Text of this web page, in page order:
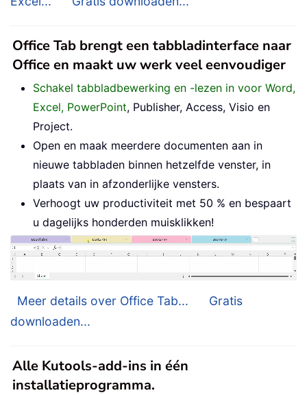
Office Tab brengt een tabbladinterface naar
Office en maakt uw werk veel eenvoudiger
Schakel tabbladbewerking en -lezen in voor Word,
Excel, PowerPoint, Publisher, Access, Visio en
Project.
Open en maak meerdere documenten aan in
nieuwe tabbladen binnen hetzelfde venster, in
plaats van in afzonderlijke vensters.
Verhoogt uw productiviteit met 50 % en bespaart
u dagelijks honderden muisklikken!
Meer details over Office Tab...
Gratis
downloaden...
Alle Kutools-add-ins in één
installatieprogramma.